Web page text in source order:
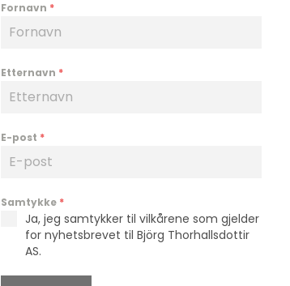
Fornavn *
Etternavn *
E-post *
Samtykke *
Ja, jeg samtykker til vilkårene som gjelder
for nyhetsbrevet til Björg Thorhallsdottir
AS.